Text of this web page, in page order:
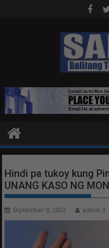
Hindi pa tukoy kung
UNANG KASO NG
September 9, 2022 admin 3